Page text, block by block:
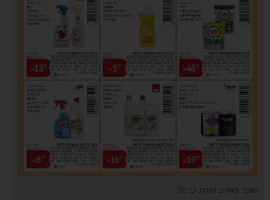
סופר פארם טירת כרמל